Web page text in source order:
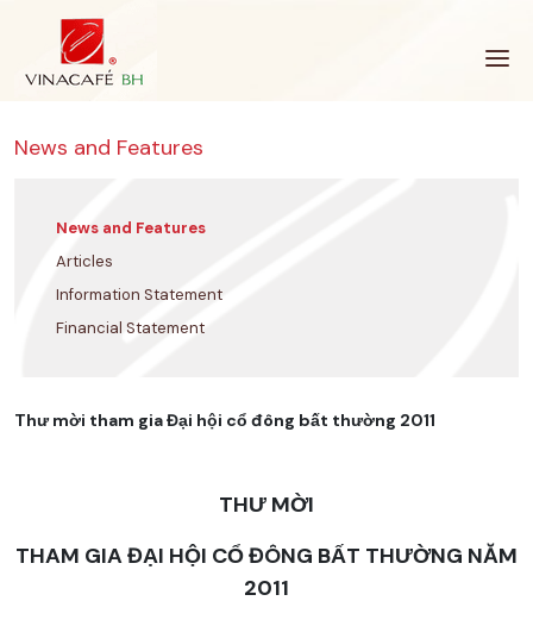
News and Features
News and Features
Articles
Information Statement
Financial Statement
Thư mời tham gia Đại hội cổ đông bất thường 2011
THƯ MỜI
THAM GIA ĐẠI HỘI CỔ ĐÔNG BẤT THƯỜNG NĂM
2011